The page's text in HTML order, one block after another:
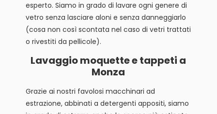
esperto. Siamo in grado di lavare ogni genere di
vetro senza lasciare aloni e senza danneggiarlo
(cosa non così scontata nel caso di vetri trattati
o rivestiti da pellicole).
Lavaggio moquette e tappeti a
Monza
Grazie ai nostri favolosi macchinari ad
estrazione, abbinati a detergenti appositi, siamo